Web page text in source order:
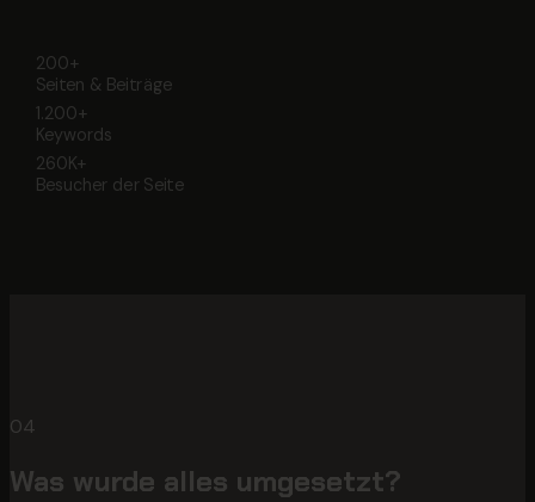
200+
Seiten & Beiträge
1.200+
Keywords
260K+
Besucher der Seite
04
Was wurde alles umgesetzt?